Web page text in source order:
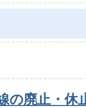
の廃止・休